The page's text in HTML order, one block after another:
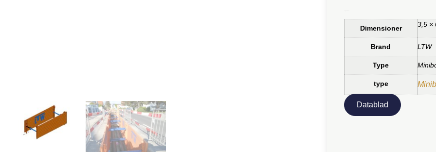
Dimensioner 3,5 ×
Brand LTW
Type
type
Datablad